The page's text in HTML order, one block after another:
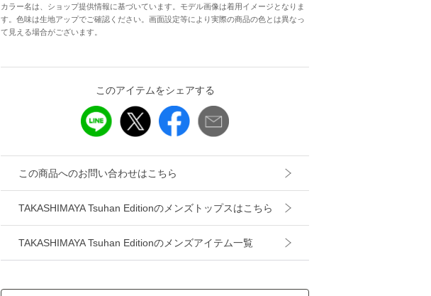
カラー名は、ショップ提供情報に基づいています。モデル画像は着用イメージとなりま
す。色味は生地アップでご確認ください。画面設定等により実際の商品の色とは異なっ
て見える場合がございます。
このアイテムをシェアする
この商品へのお問い合わせはこちら
TAKASHIMAYA Tsuhan Editionのメンズトップスはこちら
TAKASHIMAYA Tsuhan Editionのメンズアイテム一覧